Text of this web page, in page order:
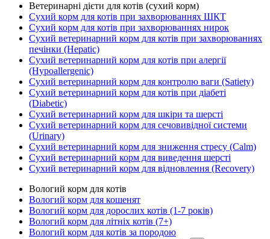
Ветеринарні дієти для котів (сухий корм)
Сухий корм для котів при захворюваннях ШКТ
Сухий корм для котів при захворюваннях нирок
Сухий ветеринарний корм для котів при захворюваннях
печінки (Hepatic)
Сухий ветеринарний корм для котів при алергії
(Hypoallergenic)
Сухий ветеринарний корм для контролю ваги (Satiety)
Сухий ветеринарний корм для котів при діабеті
(Diabetic)
Сухий ветеринарний корм для шкіри та шерсті
Сухий ветеринарний корм для сечовивідної системи
(Urinary)
Сухий ветеринарний корм для зниження стресу (Calm)
Сухий ветеринарний корм для виведення шерсті
Сухий ветеринарний корм для відновлення (Recovery)
Вологий корм для котів
Вологий корм для кошенят
Вологий корм для дорослих котів (1-7 років)
Вологий корм для літніх котів (7+)
Вологий корм для котів за породою